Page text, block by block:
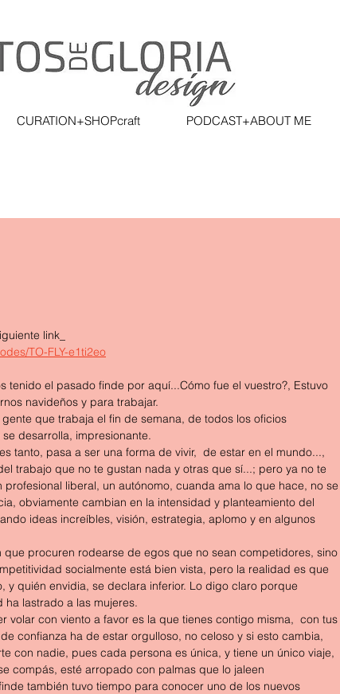
CURATION+SHOPcraft PODCAST+ABOUT ME
link_
TO-FLY-e1ti2eo
tenido el pasado finde por aquí...Cómo fue el vuestro?, Estuvo
navideños y para trabajar.
que trabaja el fin de semana, de todos los oficios
desarrolla, impresionante.
tanto, pasa a ser una forma de vivir,  de estar en el mundo...,
trabajo que no te gustan nada y otras que sí...; pero ya no te
liberal, un autónomo, cuanda ama lo que hace, no se
obviamente cambian en la intensidad y planteamiento del
ideas increíbles, visión, estrategia, aplomo y en algunos
procuren rodearse de egos que no sean competidores, sino
socialmente está bien vista, pero la realidad es que
y quién envidia, se declara inferior. Lo digo claro porque
lastrado a las mujeres.
con viento a favor es la que tienes contigo misma,  con tus
confianza ha de estar orgulloso, no celoso y si esto cambia,
con nadie, pues cada persona es única, y tiene un único viaje,
compás, esté arropado con palmas que lo jaleen
también tuvo tiempo para conocer uno de los nuevos